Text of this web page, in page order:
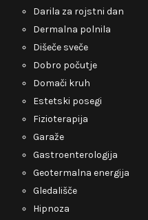
Darila za rojstni dan
Dermalna polnila
Dišeče sveče
Dobro počutje
Domači kruh
Estetski posegi
Fizioterapija
Garaže
Gastroenterologija
Geotermalna energija
Gledališče
Hipnoza